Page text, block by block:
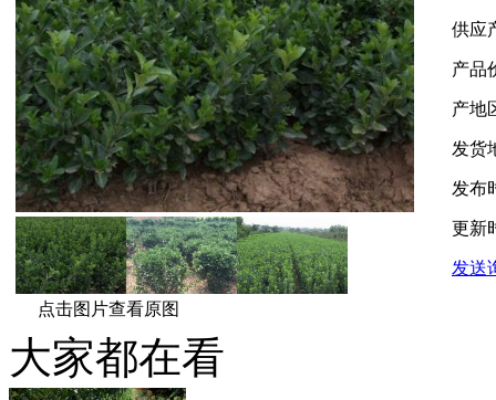
点击图片查看原图
供应
产品
产地
发货
发布
更新
发送
大家都在看